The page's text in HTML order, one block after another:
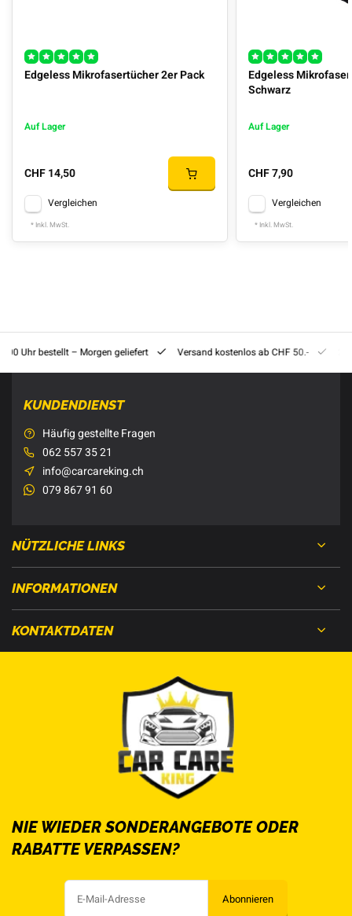
Edgeless Mikrofasertücher 2er Pack
Auf Lager
CHF 14,50
Vergleichen
* Inkl. MwSt.
Edgeless
Schwarz
Auf Lager
CHF 7,90
Vergleichen
* Inkl. MwSt.
Uhr bestellt – Morgen geliefert Versand kostenlos ab CHF 50.-
KUNDENDIENST
Häufig gestellte Fragen
062 557 35 21
info@carcareking.ch
079 867 91 60
NÜTZLICHE LINKS
INFORMATIONEN
KONTAKTDATEN
NIE WIEDER SONDERANGEBOTE ODER
RABATTE VERPASSEN?
Abonnieren